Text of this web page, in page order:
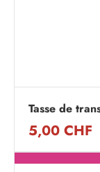
Tasse de
5,00 CHF